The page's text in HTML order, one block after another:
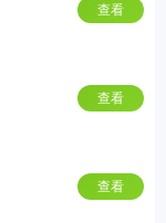
查看
查看
查看